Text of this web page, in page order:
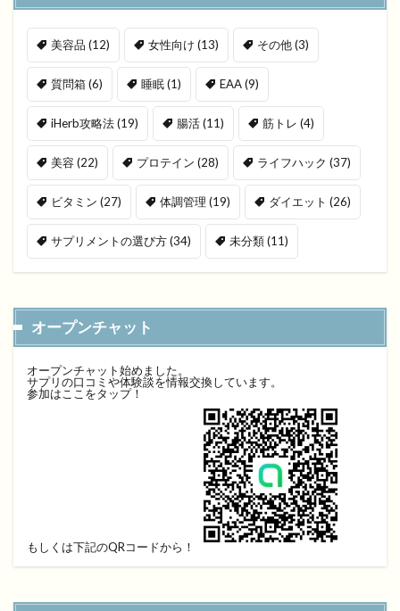
美容品 (12) 女性向け (13) その他(3)
質問箱(6) 睡眠(1) EAA(9)
iHerb攻略法(19) 腸活(11) 筋トレ (4)
美容(22) プロテイン (28) ライフハック (37)
ビタミン (27) 体調管理 (19) ダイエット (26)
サプリメントの選び方(34) 未分類(11)
オープンチャット
オープンチャット始めました。
サプリの口コミや体験談を情報交換しています。
参加はここをタップ！
もしくは下記のQRコードから！